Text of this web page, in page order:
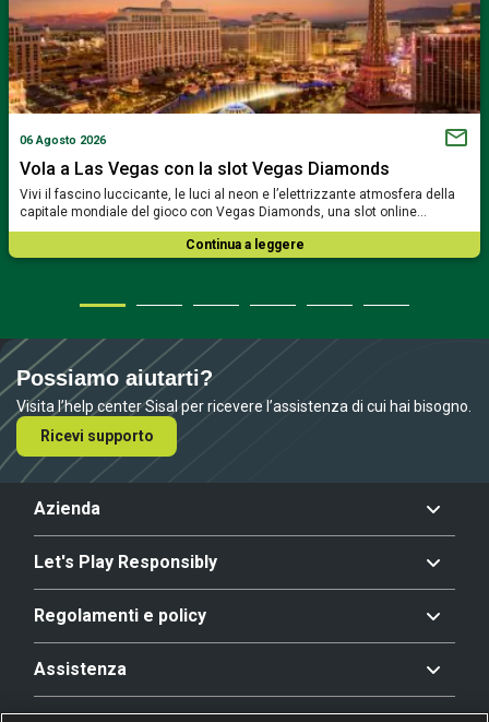
06 Agosto 2026
Vola a Las Vegas con la slot Vegas Diamonds
Vivi il fascino luccicante, le luci al neon e l’elettrizzante atmosfera della
capitale mondiale del gioco con Vegas Diamonds, una slot online…
Continua a leggere
Possiamo aiutarti?
Visita l’help center Sisal per ricevere l’assistenza di cui hai bisogno.
Ricevi supporto
Azienda
Let's Play Responsibly
Regolamenti e policy
Assistenza